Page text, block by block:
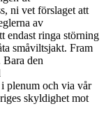
ni vet förslaget att
av
endast ringa störning
småviltsjakt. Fram
den
plenum och via vår
skyldighet mot